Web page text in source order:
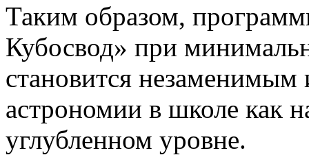
Таким образом,
Кубосвод» при
становится незаменимым
астрономии в школе как
углубленном уровне.